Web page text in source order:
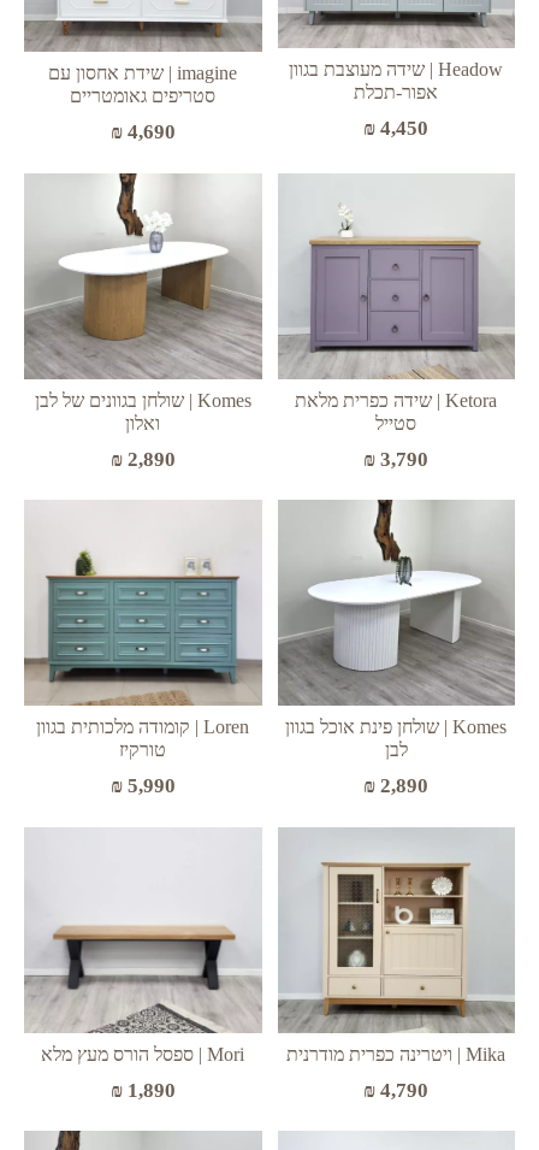
Headow | שידה מעוצבת בגוון
אפור-תכלת
₪ 4,450
imagine | שידת אחסון עם
סטריפים גאומטריים
₪4,690
Ketora | שידה כפרית מלאת
סטייל
₪ 3,790
Komes | שולחן בגוונים של לבן
ואלון
₪2,890
Komes | שולחן פינת אוכל בגוון
לבן
₪ 2,890
Loren | קומודה מלכותית בגוון
טורקיז
₪5,990
Mika | ויטרינה כפרית מודרנית
₪ 4,790
Mori | ספסל הורס מעץ מלא
₪1,890